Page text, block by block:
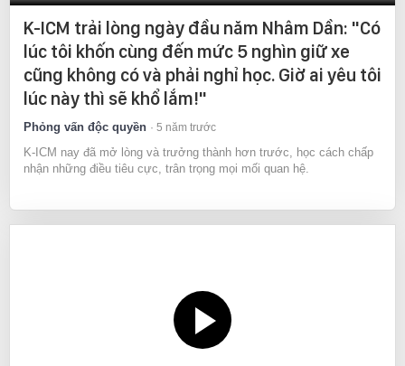
K-ICM trải lòng ngày đầu năm Nhâm Dần: "Có
lúc tôi khốn cùng đến mức 5 nghìn giữ xe
cũng không có và phải nghỉ học. Giờ ai yêu tôi
lúc này thì sẽ khổ lắm!"
Phỏng vấn độc quyền 5 năm trước
K-ICM nay đã mở lòng và trưởng thành hơn trước, học cách chấp
nhận những điều tiêu cực, trân trọng mọi mối quan hệ.